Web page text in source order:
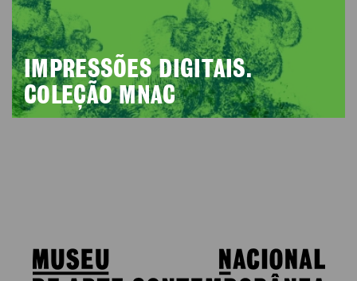
IMPRESSÕES DIGITAIS.
COLEÇÃO MNAC